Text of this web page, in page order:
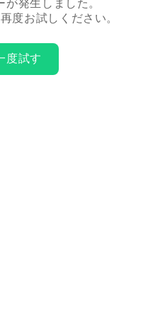
発生しました。
度お試しください。
度試す